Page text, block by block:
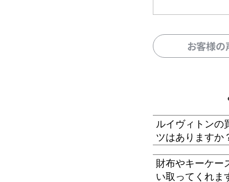
お客様
ルイヴィトンの
ツはありますか
財布やキーケー
い取ってくれま